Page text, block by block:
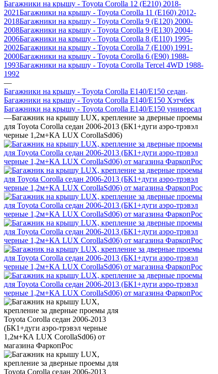
Багажники на крышу - Toyota Corolla 12 (E210) 2018-
2021Багажники на крышу - Toyota Corolla 11 (E160) 2012-
2018Багажники на крышу - Toyota Corolla 9 (E120) 2000-
2008Багажники на крышу - Toyota Corolla 9 (E130) 2004-
2006Багажники на крышу - Toyota Corolla 8 (E110) 1995-
2002Багажники на крышу - Toyota Corolla 7 (E100) 1991-
2000Багажники на крышу - Toyota Corolla 6 (E90) 1988-
1993Багажники на крышу - Toyota Corolla Tercel 4WD 1988-
1992
—
Багажники на крышу - Toyota Corolla E140/E150 седан
Багажники на крышу - Toyota Corolla E140/E150 Хэтчбек
Багажники на крышу - Toyota Corolla E140/E150 универсал
—Багажник на крышу LUX, крепление за дверные проемы
для Toyota Corolla седан 2006-2013 (БК1+дуги аэро-трэвэл
черные 1,2м+КА LUX CorollaSd06)